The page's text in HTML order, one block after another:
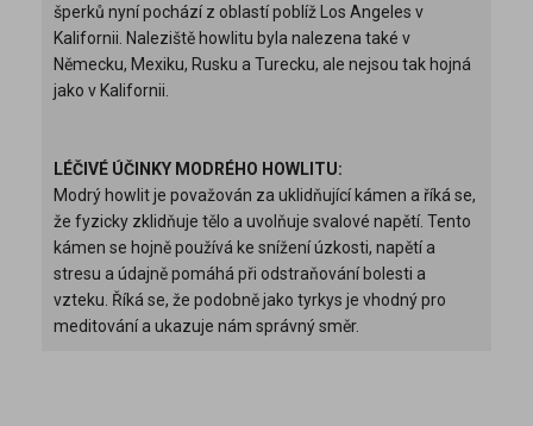
šperků nyní pochází z oblastí poblíž Los Angeles v
Kalifornii. Naleziště howlitu byla nalezena také v
Německu, Mexiku, Rusku a Turecku, ale nejsou tak hojná
jako v Kalifornii.
LÉČIVÉ ÚČINKY MODRÉHO HOWLITU:
Modrý howlit je považován za uklidňující kámen a říká se,
že fyzicky zklidňuje tělo a uvolňuje svalové napětí. Tento
kámen se hojně používá ke snížení úzkosti, napětí a
stresu a údajně pomáhá při odstraňování bolesti a
vzteku. Říká se, že podobně jako tyrkys je vhodný pro
meditování a ukazuje nám správný směr.